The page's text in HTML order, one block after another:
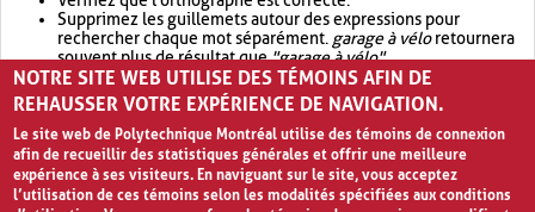
Supprimez les guillemets autour des expressions pour
rechercher chaque mot séparément. garage à véloretournera
souvent plus de résultat que"garage à vélo".
Envisagez d'élargir votre recherche avec OR.garage OR vélo
retournera souvent plus de résultat quegarage à vélo
NOTRE SITE WEB UTILISE DES TÉMOINS AFIN DE
REHAUSSER VOTRE EXPÉRIENCE DE NAVIGATION.
Le site web de Polytechnique Montréal utilise des témoins de connexion
afin de recueillir des statistiques générales et offrir une meilleure
expérience à ses visiteurs. En naviguant sur le site, vous acceptez
l’utilisation de ces témoins selon les modalités spécifiées aux conditions